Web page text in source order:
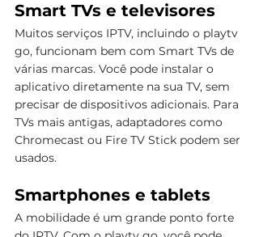
Smart TVs e televisores
Muitos serviços IPTV, incluindo o playtv
go, funcionam bem com Smart TVs de
várias marcas. Você pode instalar o
aplicativo diretamente na sua TV, sem
precisar de dispositivos adicionais. Para
TVs mais antigas, adaptadores como
Chromecast ou Fire TV Stick podem ser
usados.
Smartphones e tablets
A mobilidade é um grande ponto forte